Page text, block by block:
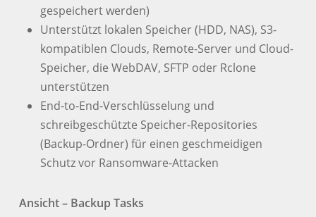
gespeichert werden)
Unterstützt lokalen Speicher (HDD, NAS), S3-
kompatiblen Clouds, Remote-Server und Cloud-
Speicher, die WebDAV, SFTP oder Rclone
unterstützen
End-to-End-Verschlüsselung und
schreibgeschützte Speicher-Repositories
(Backup-Ordner) für einen geschmeidigen
Schutz vor Ransomware-Attacken
Ansicht – Backup Tasks